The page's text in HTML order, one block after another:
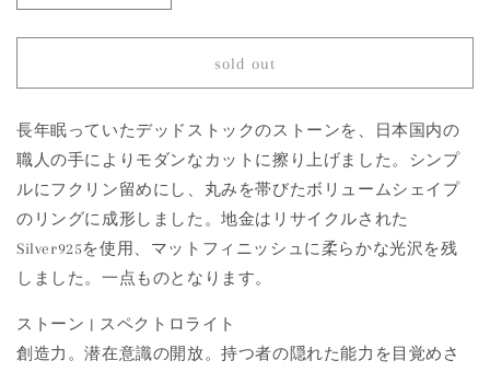
Spectrolite
|
of
Kind
Gimel
Ring
の
数
量
を
ら
す
Spectrolite
|
of
Kind
Gimel
Ring
の
数
量
を
や
す
sold out
長年眠っていたデッドストックのストーンを、日本国内の
職人の手によりモダンなカットに擦り上げました。シンプ
ルにフクリン留めにし、丸みを帯びたボリュームシェイプ
のリングに成形しました。地金はリサイクルされた
Silver925を使用、マットフィニッシュに柔らかな光沢を残
しました。一点ものとなります。
ストーン | スペクトロライト
創造力。潜在意識の開放。持つ者の隠れた能力を目覚めさ